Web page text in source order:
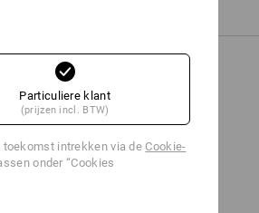
Particuliere klant
(prijzen incl. BTW)
toekomst intrekken via deCookie-
onder “Cookies